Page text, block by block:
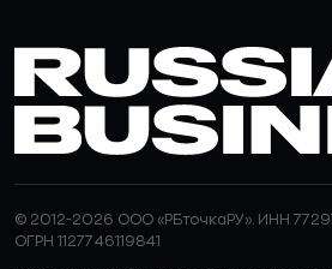
© 2012-2026 ООО «РБточкаРУ». ИНН
ОГРН 1127746119841